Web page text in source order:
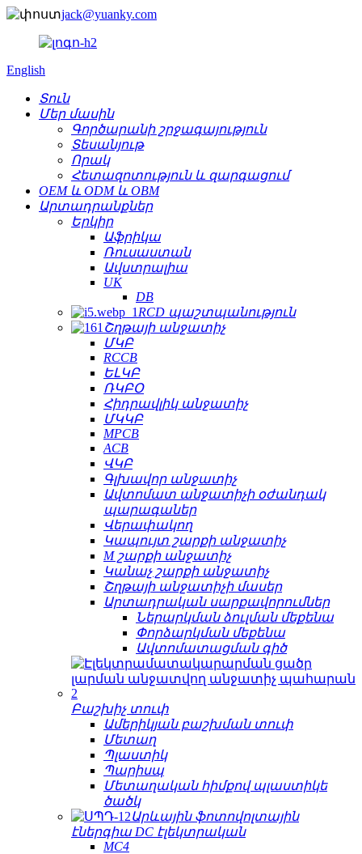
jack@yuanky.com
English
Տուն
Մեր մասին
Գործարանի շրջագայություն
Տեսանյութ
Որակ
Հետազոտություն և զարգացում
OEM և ODM և OBM
Արտադրանքներ
Երկիր
Աֆրիկա
Ռուսաստան
Ավստրալիա
UK
DB
RCD պաշտպանություն
Շղթայի անջատիչ
ՄԿԲ
RCCB
ԵԼԿԲ
ՌԿԲՕ
Հիդրավլիկ անջատիչ
ՄԿԿԲ
MPCB
ACB
ՎԿԲ
Գլխավոր անջատիչ
Ավտոմատ անջատիչի օժանդակ
պարագաներ
Վերափակող
Կապույտ շարքի անջատիչ
M շարքի անջատիչ
Կանաչ շարքի անջատիչ
Շղթայի անջատիչի մասեր
Արտադրական սարքավորումներ
Ներարկման ձուլման մեքենա
Փորձարկման մեքենա
Ավտոմատացման գիծ
Բաշխիչ տուփ
Ամերիկյան բաշխման տուփ
Մետաղ
Պլաստիկ
Պարիսպ
Մետաղական հիմքով պլաստիկե
ծածկ
Արևային ֆոտովոլտային
էներգիա DC էլեկտրական
MC4